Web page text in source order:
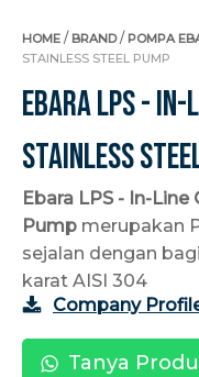
HOME / BRAND/ POMPA
STAINLESS STEEL PUMP
Ebara LPS -
Stainless
Ebara LPS - In-
Pump merupakan
sejalan dengan
karat AISI 304
Company
Tanya